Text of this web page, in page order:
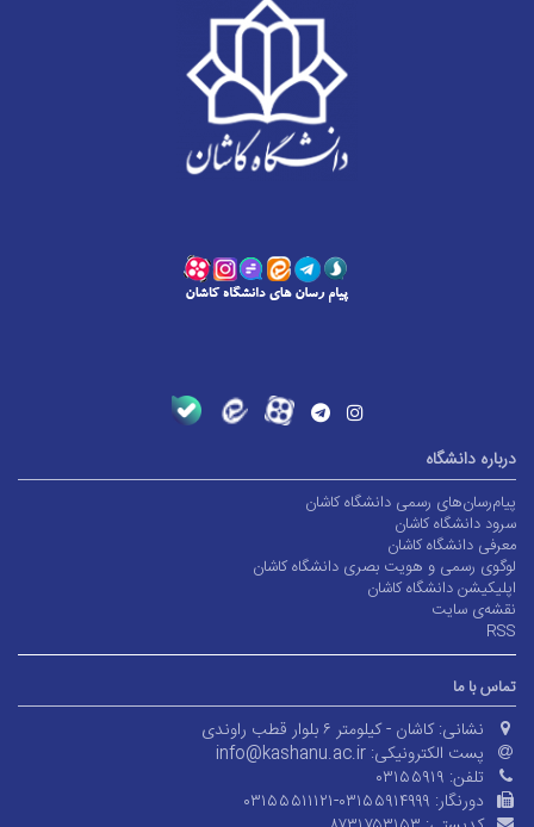
درباره دانشگاه
پیام‌رسان‌های رسمی دانشگاه کاشان
سرود دانشگاه کاشان
معرفی دانشگاه کاشان
لوگوی رسمی و هویت بصری دانشگاه کاشان
اپلیکیشن دانشگاه کاشان
نقشه‌ی سایت
RSS
تماس با ما
نشانی: کاشان - کیلومتر ۶ بلوار قطب راوندی
پست الکترونیکی: info@kashanu.ac.ir
تلفن: ۰۳۱۵۵۹۱۹
دورنگار: ۰۳۱۵۵۵۱۱۱۲۱-۰۳۱۵۵۹۱۴۹۹۹